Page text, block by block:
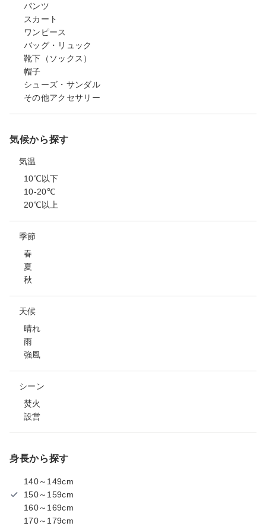
パンツ
スカート
ワンピース
バッグ・リュック
靴下（ソックス）
帽子
シューズ・サンダル
その他アクセサリー
気候から探す
気温
10℃以下
10-20℃
20℃以上
季節
春
夏
秋
天候
晴れ
雨
強風
シーン
焚火
設営
身長から探す
140～149cm
150～159cm
160～169cm
170～179cm